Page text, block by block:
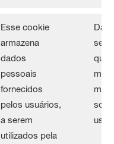
Esse cookie
armazena
dados
pessoais
fornecidos
pelos usuários,
a serem
utilizados pela
ser